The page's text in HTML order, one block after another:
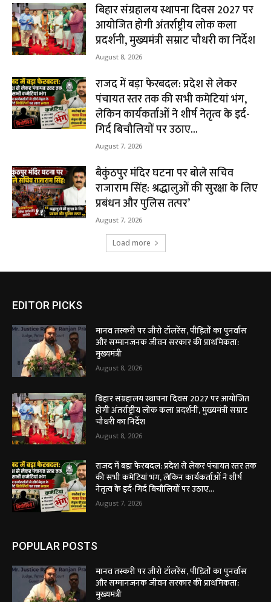
बिहार संग्रहालय स्थापना दिवस 2027 पर
आयोजित होगी अंतर्राष्ट्रीय लोक कला
प्रदर्शनी, मुख्यमंत्री सम्राट चौधरी का निर्देश
August 8, 2026
राजद में बड़ा फेरबदल: प्रदेश से लेकर
पंचायत स्तर तक की सभी कमेटियां भंग,
लेकिन कार्यकर्ताओं ने शीर्ष नेतृत्व के इर्द-
गिर्द बिचौलियों पर उठाए...
August 7, 2026
बैकुंठपुर मंदिर घटना पर बोले सचिव
राजाराम सिंह: श्रद्धालुओं की सुरक्षा के लिए
प्रबंधन और पुलिस तत्पर’
August 7, 2026
Load more
EDITOR PICKS
मानव तस्करी पर जीरो टॉलरेंस, पीड़ितों का पुनर्वास
और सम्मानजनक जीवन सरकार की प्राथमिकता:
मुख्यमंत्री
August 8, 2026
बिहार संग्रहालय स्थापना दिवस 2027 पर आयोजित
होगी अंतर्राष्ट्रीय लोक कला प्रदर्शनी, मुख्यमंत्री सम्राट
चौधरी का निर्देश
August 8, 2026
राजद में बड़ा फेरबदल: प्रदेश से लेकर पंचायत स्तर तक
की सभी कमेटियां भंग, लेकिन कार्यकर्ताओं ने शीर्ष
नेतृत्व के इर्द-गिर्द बिचौलियों पर उठाए...
August 7, 2026
POPULAR POSTS
मानव तस्करी पर जीरो टॉलरेंस, पीड़ितों का पुनर्वास
और सम्मानजनक जीवन सरकार की प्राथमिकता:
मुख्यमंत्री